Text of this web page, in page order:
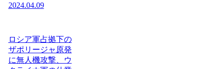
2024.04.09
ロシア軍占拠下の
ザポリージャ原発
に無人機攻撃、ウ